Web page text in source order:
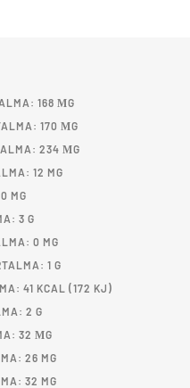
168 ΜG
170 ΜG
234 ΜG
12 MG
MG
3 G
0 MG
1 G
41 KCAL (172 KJ)
2 G
32 ΜG
26 MG
32 MG